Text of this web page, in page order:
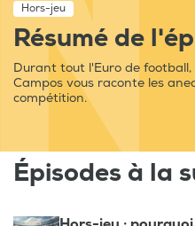
Hors-jeu
Résumé de
Durant tout l'Euro de
Campos vous raconte les
compétition.
Épisodes à la